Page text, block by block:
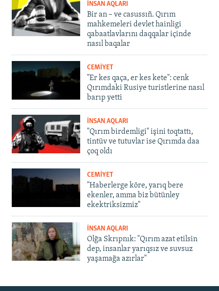
İNSAN AQLARI
Bir an – ve casussıñ. Qırım
mahkemeleri devlet hainligi
qabaatlavlarını daqqalar içinde
nasıl baqalar
CEMİYET
"Er kes qaça, er kes kete": cenk
Qırımdaki Rusiye turistlerine nasıl
barıp yetti
İNSAN AQLARI
"Qırım birdemligi" işini toqtattı,
tintüv ve tutuvlar ise Qırımda daa
çoq oldı
CEMİYET
"Haberlerge köre, yarıq bere
ekenler, amma biz bütünley
ekektriksizmiz"
İNSAN AQLARI
Olğa Skrıpnık: "Qırım azat etilsin
dep, insanlar yarıqsız ve suvsuz
yaşamağa azırlar"